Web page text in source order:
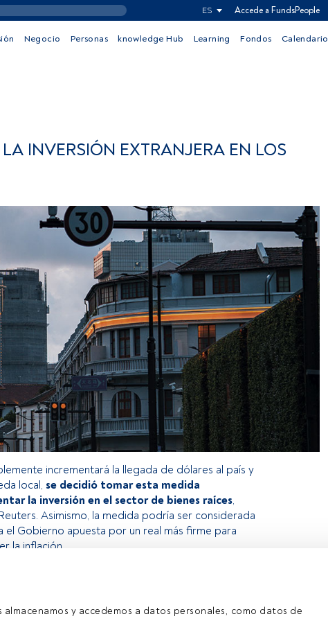
almacenamos y accedemos a datos personales, como datos de
ES Accede a FundsPeople
Negocio Personas knowledge Hub Learning Fondos Calendario
INVERSIÓN EXTRANJERA EN LOS
incrementará la llegada de dólares al país y
local, se decidió tomar esta medida
la inversión en el sector de bienes raíces,
Asimismo, la medida podría ser considerada
el Gobierno apuesta por un real más firme para
la inflación.
botón Login. Si aún no tienes cuenta, te